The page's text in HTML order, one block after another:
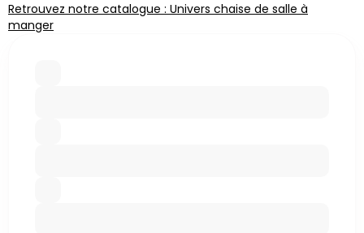
Retrouvez notre catalogue : Univers chaise de salle à
manger